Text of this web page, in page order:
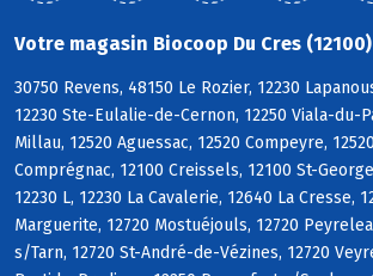
Votre magasin Biocoop Du Cres
30750 Revens, 48150 Le Rozier, 12230
12230 Ste-Eulalie-de-Cernon, 12250 Viala-du-
Millau, 12520 Aguessac, 12520 Compeyre,
Comprégnac, 12100 Creissels, 12100 St-
12230 L, 12230 La Cavalerie, 12640 La Cresse,
Marguerite, 12720 Mostuéjouls, 12720
s/Tarn, 12720 St-André-de-Vézines, 12720